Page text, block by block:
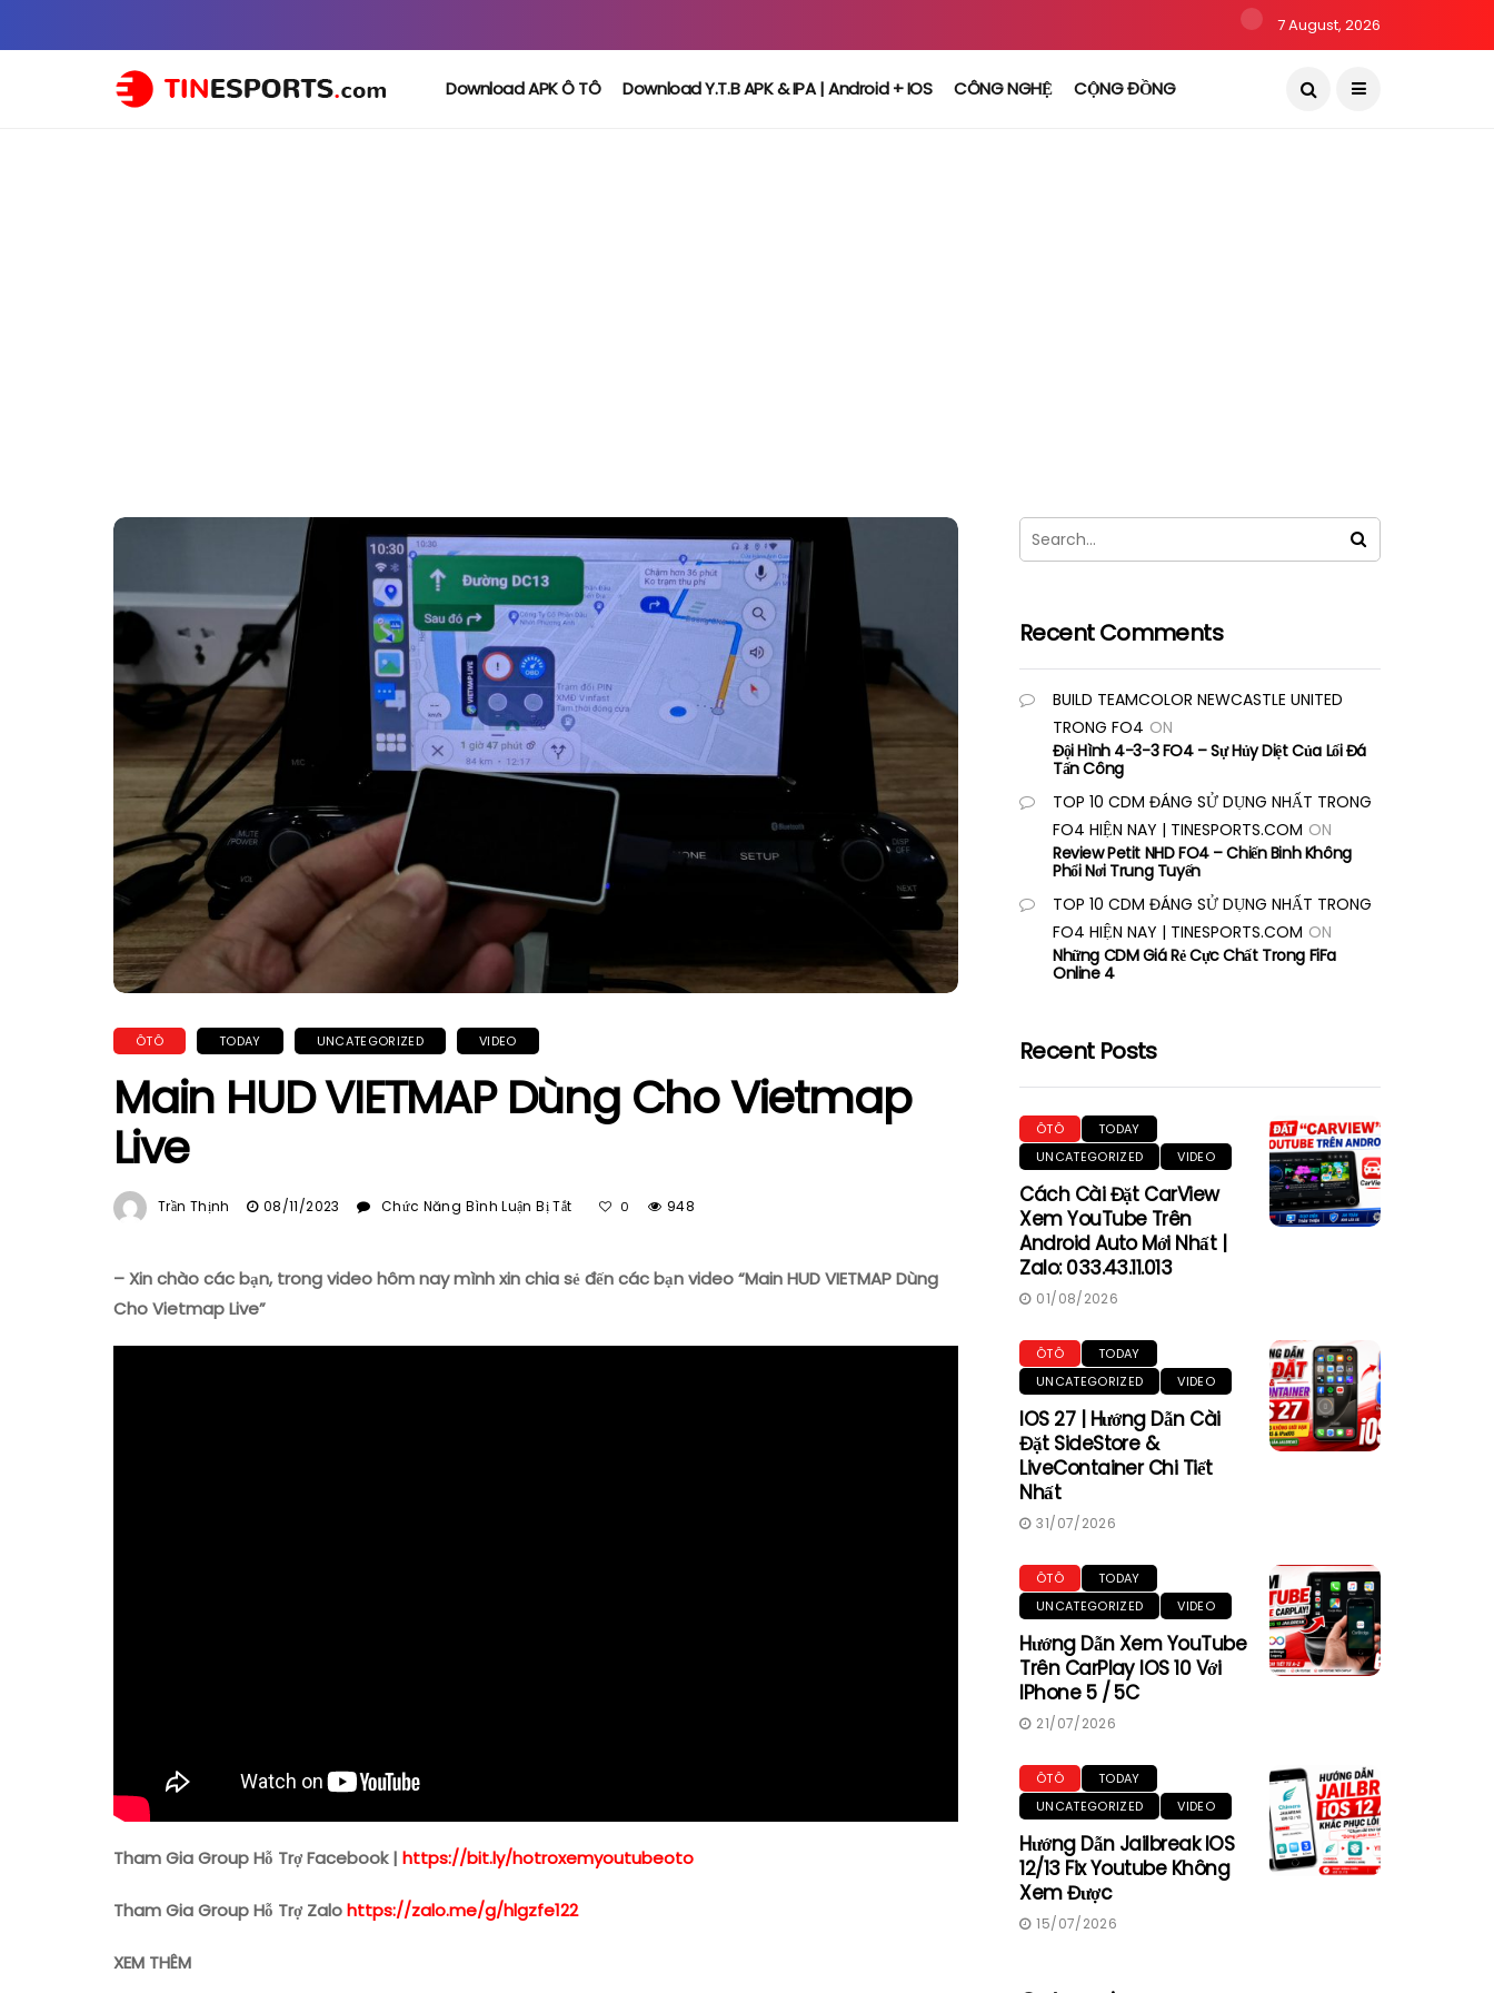
7 August, 2026
Download APK Ô TÔ Download Y.T.B APK & IPA | Android + IOS CÔNG NGHỆ CỘNG ĐỒNG
ÔTÔ TODAY UNCATEGORIZED VIDEO
Main HUD VIETMAP Dùng Cho Vietmap
Live
Trần Thịnh 08/11/2023 Chức Năng Bình Luận Bị Tắt
VIETMAP
Vietmap
0 948
– Xin chào các bạn, trong video hôm nay mình xin chia sẻ đến các bạn video “Main HUD VIETMAP Dùng
Cho Vietmap Live”
Tham Gia Group Hỗ Trợ Facebook | https://bit.ly/hotroxemyoutubeoto
Tham Gia Group Hỗ Trợ Zalohttps://zalo.me/g/hlgzfe122
XEM THÊM
Recent Comments
BUILD TEAMCOLOR NEWCASTLE UNITED
TRONG FO4 ON
Đội Hình 4-3-3 FO4 – Sự Hủy Diệt Của Lối Đá
Tấn Công
TOP 10 CDM ĐÁNG SỬ DỤNG NHẤT TRONG
FO4 HIỆN NAY | TINESPORTS.COM ON
Review Petit NHD FO4 – Chiến Binh Không
Phổi Nơi Trung Tuyến
TOP 10 CDM ĐÁNG SỬ DỤNG NHẤT TRONG
FO4 HIỆN NAY | TINESPORTS.COM ON
Những CDM Giá Rẻ Cực Chất Trong FiFa
Online 4
Recent Posts
ÔTÔ
TODAY
UNCATEGORIZED
VIDEO
Cách Cài Đặt CarView
Xem YouTube Trên
Android Auto Mới Nhất |
Zalo: 033.43.11.013
01/08/2026
ÔTÔ
TODAY
UNCATEGORIZED
VIDEO
IOS 27 | Hướng Dẫn Cài
Đặt SideStore &
LiveContainer Chi Tiết
Nhất
31/07/2026
ÔTÔ
TODAY
UNCATEGORIZED
VIDEO
Hướng Dẫn Xem YouTube
Trên CarPlay IOS 10 Với
IPhone 5 / 5C
21/07/2026
ÔTÔ
TODAY
UNCATEGORIZED
VIDEO
Hướng Dẫn Jailbreak IOS
12/13 Fix Youtube Không
Xem Được
15/07/2026